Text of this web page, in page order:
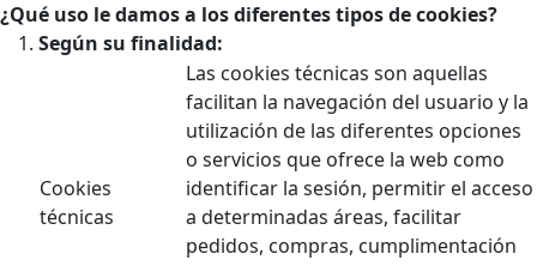
¿Qué uso le damos a los diferentes tipos de cookies?
Según su finalidad:
Cookies
técnicas
Las cookies técnicas son aquellas
facilitan la navegación del usuario y la
utilización de las diferentes opciones
o servicios que ofrece la web como
identificar la sesión, permitir el acceso
a determinadas áreas, facilitar
pedidos, compras, cumplimentación